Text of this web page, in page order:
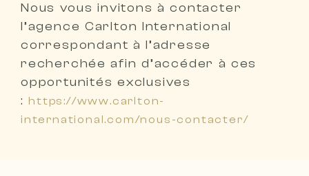
Nous vous invitons àcontacter
l’agence Carlton International
correspondant à l’adresse
recherchée afin d’accéder à ces
opportunités exclusives
: https://www.carlton-
international.com/nous-contacter/